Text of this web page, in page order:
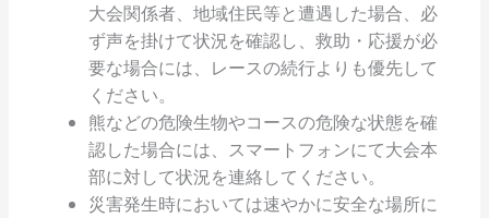
大会関係者、地域住民等と遭遇した場合、必
ず声を掛けて状況を確認し、救助・応援が必
要な場合には、レースの続行よりも優先して
ください。
熊などの危険生物やコースの危険な状態を確
認した場合には、スマートフォンにて大会本
部に対して状況を連絡してください。
災害発生時においては速やかに安全な場所に